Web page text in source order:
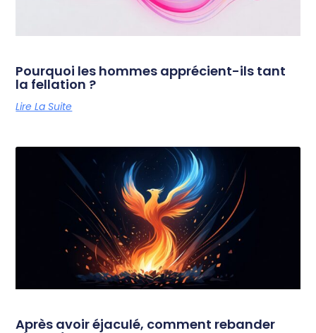
Pourquoi les hommes apprécient-ils tant
la fellation ?
Lire La Suite
Après avoir éjaculé, comment rebander